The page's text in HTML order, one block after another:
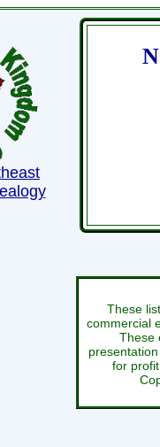
These
commercial
These
for